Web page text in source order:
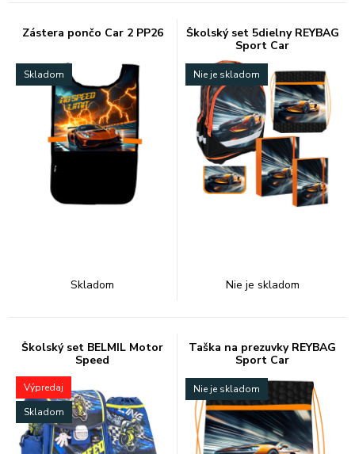
Zástera pončo Car 2 PP26
Skladom
Skladom
Školský set 5dielny REYBAG
Sport Car
Nie je skladom
Nie je skladom
Školský set BELMIL Motor
Speed
Výpredaj
Skladom
Taška na prezuvky REYBAG
Sport Car
Nie je skladom